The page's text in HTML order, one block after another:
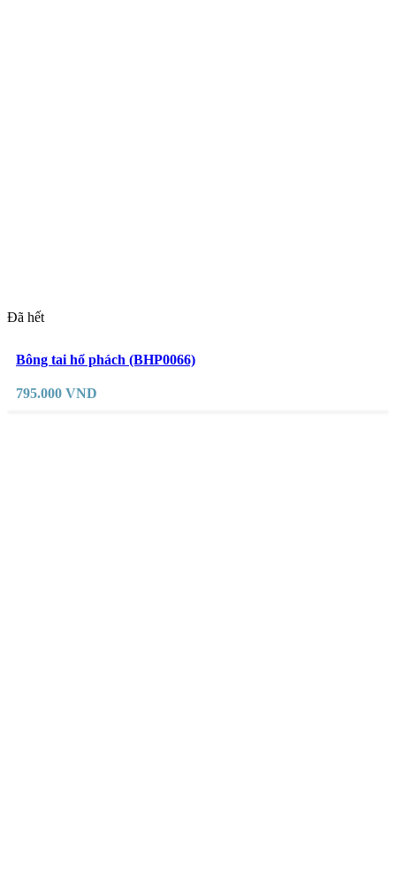
Đã hết
Yêu thích
Bông tai hổ phách (BHP0066)
795.000 VND